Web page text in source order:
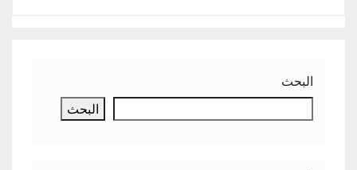
البحث
البحث